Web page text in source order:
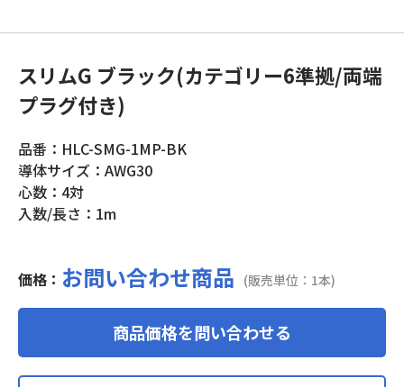
スリムG ブラック(カテゴリー6準拠/両端
プラグ付き)
品番：HLC-SMG-1MP-BK
導体サイズ：AWG30
心数：4対
入数/長さ：1m
価格： お問い合わせ商品 (販売単位：1本)
商品価格を問い合わせる